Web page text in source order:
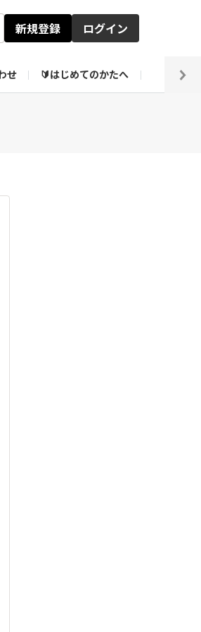
新規登録 ログイン
せ 🔰はじめてのかたへ 編集